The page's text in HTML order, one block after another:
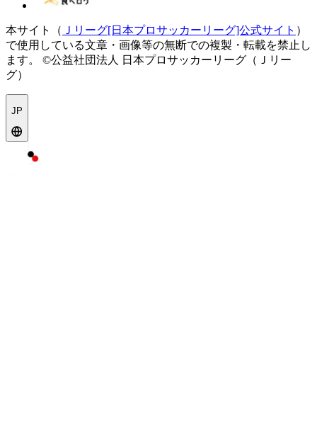
本サイト（ Ｊリーグ[日本プロサッカーリーグ]公式サイト ）
で使用している文章・画像等の無断での複製・転載を禁止し
ます。
©公益社団法人 日本プロサッカーリーグ（Ｊリー
グ）
JP